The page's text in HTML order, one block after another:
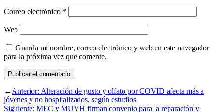
Correo electrónico *
Web
Guarda mi nombre, correo electrónico y web en este navegador
para la próxima vez que comente.
←Anterior: Alteración de gusto y olfato por COVID afecta más a
jóvenes y no hospitalizados, según estudios
Siguiente: MEC y MUVH firman convenio para la reparación y